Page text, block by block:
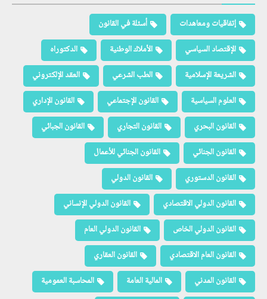
إتفاقيات ومعاهدات
أسئلة في القانون
الإقتصاد السياسي
الأملاك الوطنية
الدكتوراه
الشريعة الإسلامية
الطب الشرعي
العقد الإلكتروني
العلوم السياسية
القانون الإجتماعي
القانون الإداري
القانون البحري
القانون التجاري
القانون الجبائي
القانون الجنائي
القانون الجنائي للأعمال
القانون الدستوري
القانون الدولي
القانون الدولي الاقتصادي
القانون الدولي الإنساني
القانون الدولي الخاص
القانون الدولي العام
القانون العام الاقتصادي
القانون العقاري
القانون المدني
المالية العامة
المحاسبة العمومية